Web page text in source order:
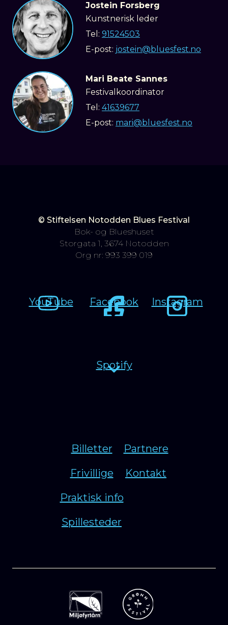
Jostein Forsberg
Kunstnerisk leder
Tel: 91524503
E-post: jostein@bluesfest.no
Mari Beate Sannes
Festivalkoordinator
Tel: 41639677
E-post: mari@bluesfest.no
© Stiftelsen Notodden Blues Festival
Bok- og Blueshuset
Storgata 1, 3674 Notodden
Org nr: 993 399 019
YouTube Facebook Instagram
Spotify
Billetter
Frivillige
Praktisk info
Spillesteder
Partnere
Kontakt